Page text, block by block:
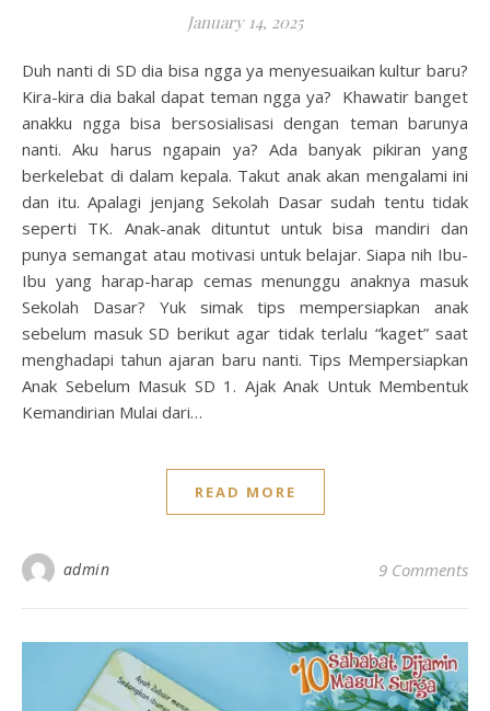
January 14, 2025
Duh nanti di SD dia bisa ngga ya menyesuaikan kultur baru?
Kira-kira dia bakal dapat teman ngga ya? Khawatir banget
anakku ngga bisa bersosialisasi dengan teman barunya
nanti. Aku harus ngapain ya? Ada banyak pikiran yang
berkelebat di dalam kepala. Takut anak akan mengalami ini
dan itu. Apalagi jenjang Sekolah Dasar sudah tentu tidak
seperti TK. Anak-anak dituntut untuk bisa mandiri dan
punya semangat atau motivasi untuk belajar. Siapa nih Ibu-
Ibu yang harap-harap cemas menunggu anaknya masuk
Sekolah Dasar? Yuk simak tips mempersiapkan anak
sebelum masuk SD berikut agar tidak terlalu “kaget” saat
menghadapi tahun ajaran baru nanti. Tips Mempersiapkan
Anak Sebelum Masuk SD 1. Ajak Anak Untuk Membentuk
Kemandirian Mulai dari…
READ MORE
admin 9 Comments